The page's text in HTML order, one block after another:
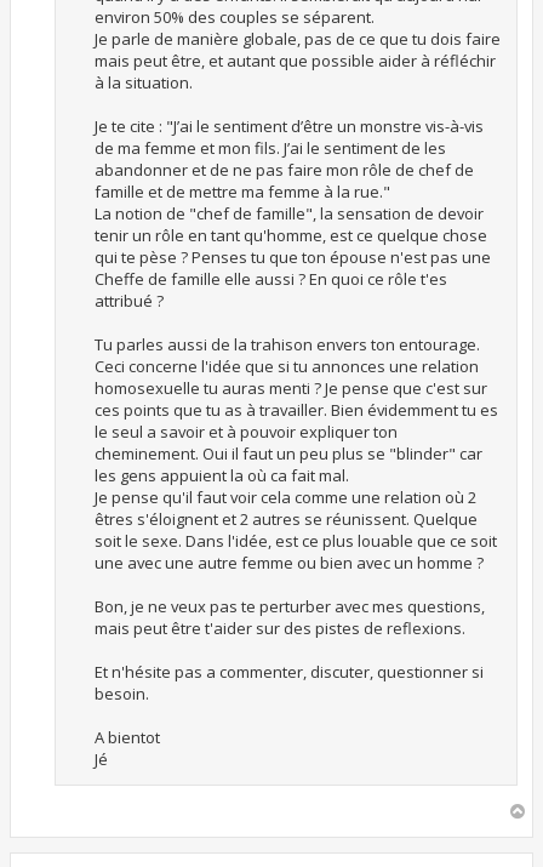
environ 50% des couples se séparent.
Je parle de manière globale, pas de ce que tu dois faire
mais peut être, et autant que possible aider à réfléchir
à la situation.
Je te cite : "J’ai le sentiment d’être un monstre vis-à-vis
de ma femme et mon fils. J’ai le sentiment de les
abandonner et de ne pas faire mon rôle de chef de
famille et de mettre ma femme à la rue."
La notion de "chef de famille", la sensation de devoir
tenir un rôle en tant qu'homme, est ce quelque chose
qui te pèse ? Penses tu que ton épouse n'est pas une
Cheffe de famille elle aussi ? En quoi ce rôle t'es
attribué ?
Tu parles aussi de la trahison envers ton entourage.
Ceci concerne l'idée que si tu annonces une relation
homosexuelle tu auras menti ? Je pense que c'est sur
ces points que tu as à travailler. Bien évidemment tu es
le seul a savoir et à pouvoir expliquer ton
cheminement. Oui il faut un peu plus se "blinder" car
les gens appuient la où ca fait mal.
Je pense qu'il faut voir cela comme une relation où 2
êtres s'éloignent et 2 autres se réunissent. Quelque
soit le sexe. Dans l'idée, est ce plus louable que ce soit
une avec une autre femme ou bien avec un homme ?
Bon, je ne veux pas te perturber avec mes questions,
mais peut être t'aider sur des pistes de reflexions.
Et n'hésite pas a commenter, discuter, questionner si
besoin.
A bientot
Jé
u